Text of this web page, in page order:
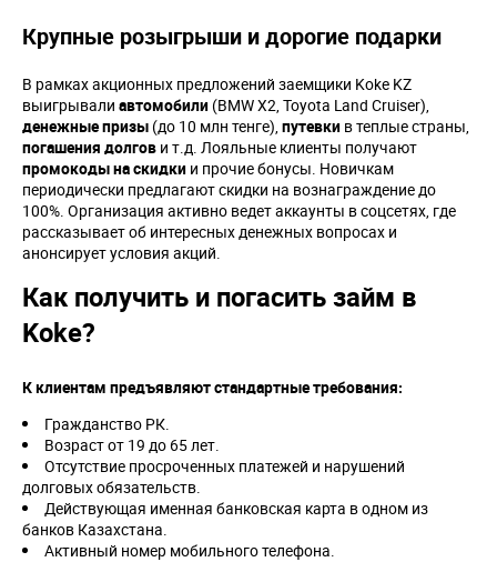
Крупные розыгрыши и дорогие подарки
В рамках акционных предложений заемщики Koke KZ
выигрывали автомобили (BMW X2, Toyota Land Cruiser),
денежные призы (до 10 млн тенге), путевки в теплые страны,
погашения долгов и т.д. Лояльные клиенты получают
промокоды на скидки и прочие бонусы. Новичкам
периодически предлагают скидки на вознаграждение до
100%. Организация активно ведет аккаунты в соцсетях, где
рассказывает об интересных денежных вопросах и
анонсирует условия акций.
Как получить и погасить займ в
Koke?
К клиентам предъявляют стандартные требования:
Гражданство РК.
Возраст от 19 до 65 лет.
Отсутствие просроченных платежей и нарушений
долговых обязательств.
Действующая именная банковская карта в одном из
банков Казахстана.
Активный номер мобильного телефона.